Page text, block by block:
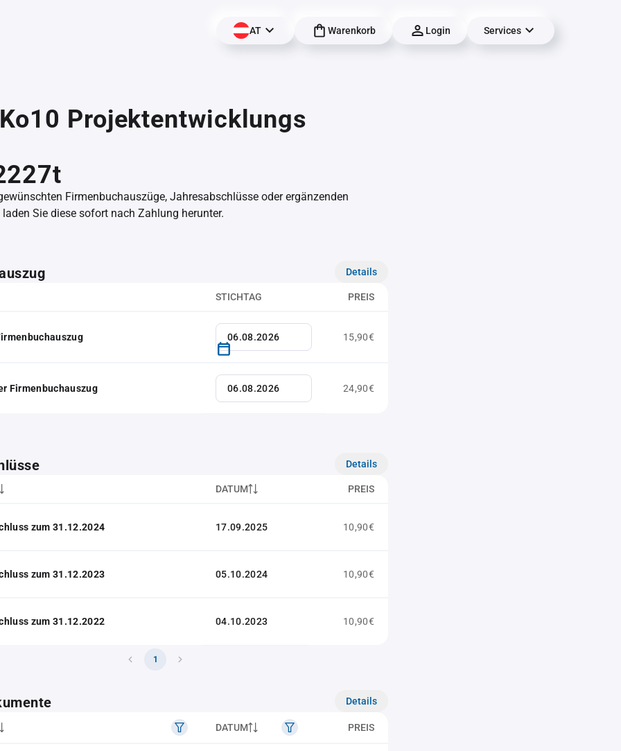
AT Warenkorb Login Services
Projektentwicklungs
Firmenbuchauszüge, Jahresabschlüsse oder ergänzenden
Sie diese sofort nach Zahlung herunter.
Details
STICHTAG PREIS
15,90€
Firmenbuchauszug 24,90€
Details
DATUM PREIS
zum 31.12.2024 17.09.2025 10,90€
zum 31.12.2023 05.10.2024 10,90€
zum 31.12.2022 04.10.2023 10,90€
1
Details
DATUM PREIS